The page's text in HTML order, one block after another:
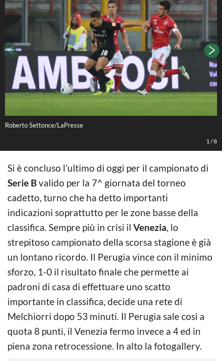
Roberto Settonce/LaPresse
1 /8
Si è concluso l’ultimo di oggi per il campionato di
Serie Bvalido per la 7^ giornata del torneo
cadetto, turno che ha detto importanti
indicazioni soprattutto per le zone basse della
classifica. Sempre più in crisi il Venezia, lo
strepitoso campionato della scorsa stagione è già
un lontano ricordo. Il Perugia vince con il minimo
sforzo, 1-0 il risultato finale che permette ai
padroni di casa di effettuare uno scatto
importante in classifica, decide una rete di
Melchiorri dopo 53 minuti. Il Perugia sale così a
quota 8 punti, il Venezia fermo invece a 4 ed in
piena zona retrocessione. In alto la fotogallery.